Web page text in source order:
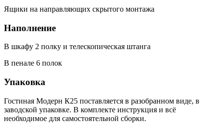
Ящики на направляющих скрытого монтажа
Наполнение
В шкафу 2 полку и телескопическая штанга
В пенале 6 полок
Упаковка
Гостиная Модерн К25 поставляется в разобранном виде, в
заводской упаковке. В комплекте инструкция и всё
необходимое для самостоятельной сборки.